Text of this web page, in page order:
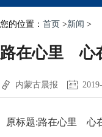
您的位置： 首页 >新闻 >
路在心里 心
内蒙古晨报
原标题:路在心里 心